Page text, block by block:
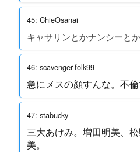
45: ChieOsanai
キャサリンとかナンシーと
46: scavenger-folk99
急にメスの顔すんな。不
47: stabucky
三大あけみ。増田明美、
美。